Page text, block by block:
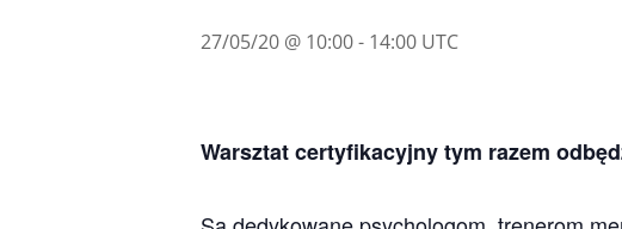
27/05/20 @ 10:00- 14:00 UTC
Warsztat certyfikacyjny tym razem